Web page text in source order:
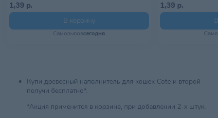
1,39 р.
В корзину
Самовывозсегодня
1,39 р.
Купи древесный наполнитель для кошек Cote и второй
получи бесплатно*.
*Акция применится в корзине, при добавлении 2-х штук.